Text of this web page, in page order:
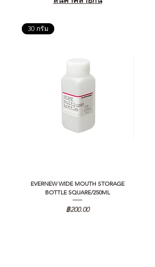
30 กรัม
EVERNEW WIDE MOUTH STORAGE
BOTTLE SQUARE/250ML
ราคา
฿200.00